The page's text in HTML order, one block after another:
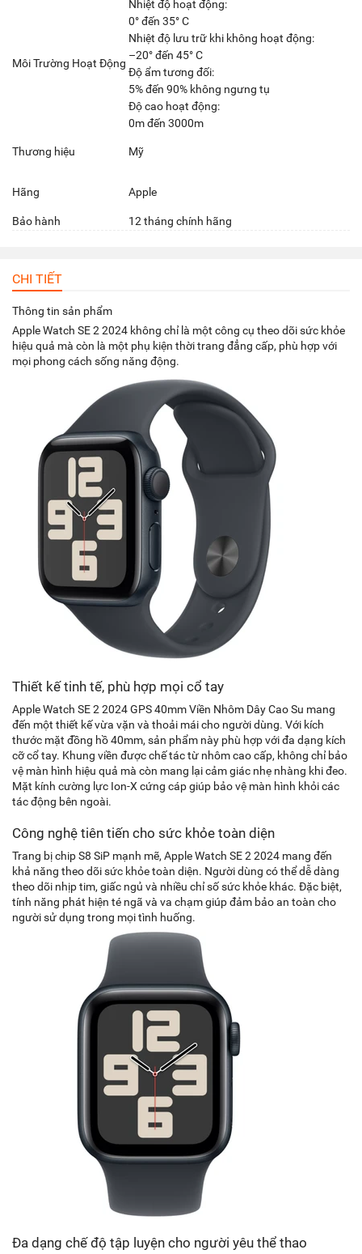
Môi Trường Hoạt Động
Nhiệt độ hoạt động:
0° đến 35° C
Nhiệt độ lưu trữ khi không hoạt động:
–20° đến 45° C
Độ ẩm tương đối:
5% đến 90% không ngưng tụ
Độ cao hoạt động:
0m đến 3000m
Thương hiệu Mỹ
Hãng Apple
Bảo hành 12 tháng chính hãng
CHI TIẾT
Thông tin sản phẩm
Apple Watch SE 2 2024 không chỉ là một công cụ theo dõi sức khỏe
hiệu quả mà còn là một phụ kiện thời trang đẳng cấp, phù hợp với
mọi phong cách sống năng động.
Thiết kế tinh tế, phù hợp mọi cổ tay
Apple Watch SE 2 2024 GPS 40mm Viền Nhôm Dây Cao Su mang
đến một thiết kế vừa vặn và thoải mái cho người dùng. Với kích
thước mặt đồng hồ 40mm, sản phẩm này phù hợp với đa dạng kích
cỡ cổ tay. Khung viền được chế tác từ nhôm cao cấp, không chỉ bảo
vệ màn hình hiệu quả mà còn mang lại cảm giác nhẹ nhàng khi đeo.
Mặt kính cường lực Ion-X cứng cáp giúp bảo vệ màn hình khỏi các
tác động bên ngoài.
Công nghệ tiên tiến cho sức khỏe toàn diện
Trang bị chip S8 SiP mạnh mẽ, Apple Watch SE 2 2024 mang đến
khả năng theo dõi sức khỏe toàn diện. Người dùng có thể dễ dàng
theo dõi nhịp tim, giấc ngủ và nhiều chỉ số sức khỏe khác. Đặc biệt,
tính năng phát hiện té ngã và va chạm giúp đảm bảo an toàn cho
người sử dụng trong mọi tình huống.
Đa dạng chế độ tập luyện cho người yêu thể thao